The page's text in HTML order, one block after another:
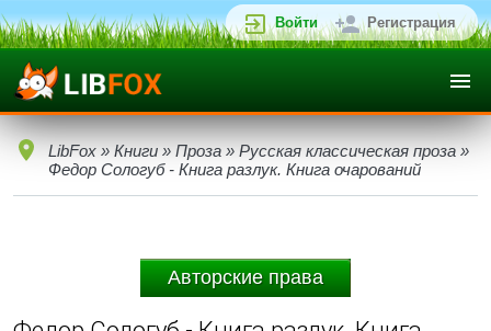
Войти Регистрация
LibFox » Книги » Проза » Русская классическая проза »
Федор Сологуб - Книга разлук. Книга очарований
Авторские права